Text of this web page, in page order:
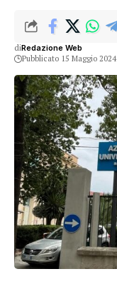
diRedazione Web
Pubblicato 15 Maggio 2024